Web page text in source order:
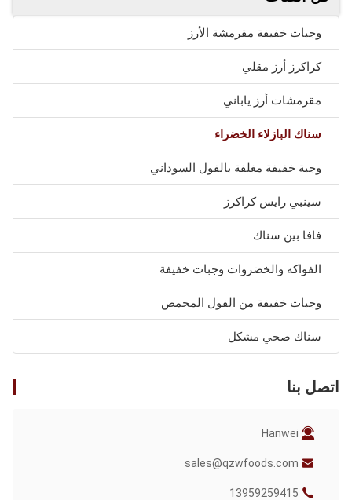
وجبات خفيفة مقرمشة الأرز
كراكرز أرز مقلي
مقرمشات أرز ياباني
سناك البازلاء الخضراء
وجبة خفيفة مغلفة بالفول السوداني
سينبي رايس كراكرز
فافا بين سناك
الفواكه والخضروات وجبات خفيفة
وجبات خفيفة من الفول المحمص
سناك صحي مشكل
اتصل بنا
Hanwei
sales@qzwfoods.com
13959259415